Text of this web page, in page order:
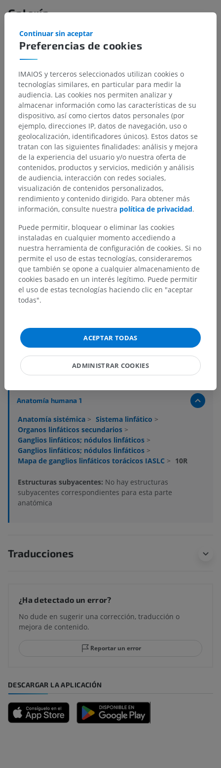
Galería
Jerarquía anatómica
Anatomía humana 1
Anatomía sistémica > Sistema linfático >
Organos linfáticos secundarios >
Ganglios linfáticos; nódulos linfáticos >
Ganglios linfáticos; nódulos linfáticos >
Mapa de ganglios linfáticos torácicos IASLC > 10R
Estructuras subyacentes: No hay estructuras
subyacentes correspondientes para esta parte
anatómica
Traducciones
¿Ha detectado un error?
No dude en sugerir una corrección, traducción o
mejora de contenido.
Reportar un error
DESCARGAR LA APLICACIÓN
Preferencias de cookies
Continuar sin aceptar
IMAIOS y terceros seleccionados utilizan cookies o
tecnologías similares, en particular para medir la
audiencia. Las cookies nos permiten analizar y
almacenar información como las características de su
dispositivo, así como ciertos datos personales (por
ejemplo, direcciones IP, datos de navegación, uso o
geolocalización, identificadores únicos). Estos datos se
tratan con las siguientes finalidades: análisis y mejora
de la experiencia del usuario y/o nuestra oferta de
contenidos, productos y servicios, medición y análisis
de audiencia, interacción con redes sociales,
visualización de contenidos personalizados,
rendimiento y contenido dirigido. Para obtener más
información, consulte nuestra política de privacidad.
Puede permitir, bloquear o eliminar las cookies
instaladas en cualquier momento accediendo a
nuestra herramienta de configuración de cookies. Si no
permite el uso de estas tecnologías, consideraremos
que también se opone a cualquier almacenamiento de
cookies basado en un interés legítimo. Puede permitir
el uso de estas tecnologías haciendo clic en "aceptar
todas".
ACEPTAR TODAS
ADMINISTRAR COOKIES